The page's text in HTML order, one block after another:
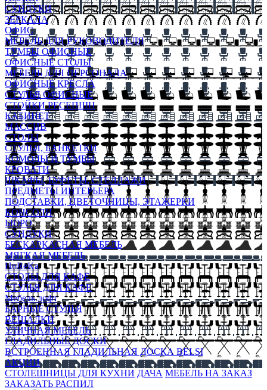
СУНДУКИ
ЗЕРКАЛА
ОФИС
МЕБЕЛЬ ДЛЯ РУКОВОДИТЕЛЯ
ТУМБЫ ОФИСНЫЕ
ОФИСНЫЕ СТОЛЫ
МЕБЕЛЬ ДЛЯ ПЕРСОНАЛА
ОФИСНЫЕ КРЕСЛА
СТУЛЬЯ ОФИСНЫЕ
СТОЙКИ РЕСЕПШН
КАБИНЕТ
МАССИВ
СТОЛЫ
СТУЛЬЯ, БАНКЕТКИ
КОМОДЫ И ТУМБЫ
КРОВАТИ
ШКАФЫ, БУФЕТЫ, СТЕЛЛАЖИ
ПРЕДМЕТЫ ИНТЕРЬЕРА
ПОДСТАВКИ, ЦВЕТОЧНИЦЫ, ЭТАЖЕРКИ
КОНСОЛИ
БЮРО
СУНДУКИ
БЕСКАРКАСНАЯ МЕБЕЛЬ
МЯГКАЯ МЕБЕЛЬ
HoReKa
СТОЛЫ ДЛЯ КАФЕ
СТУЛЬЯ ДЛЯ КАФЕ
Мебель лофт
БАРНЫЕ СТУЛЬЯ
ВЕШАЛКИ
УЛИЧНАЯ МЕБЕЛЬ
ГЛАДИЛЬНЫЕ ДОСКИ
ВСТРОЕННАЯ ГЛАДИЛЬНАЯ ДОСКА BELSI
АКЦИИ
СТОЛЕШНИЦЫ ДЛЯ КУХНИ ДАЧА МЕБЕЛЬ НА ЗАКАЗ
ЗАКАЗАТЬ РАСПИЛ